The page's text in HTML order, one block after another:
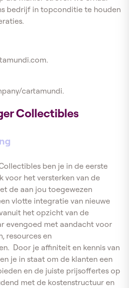
bedrijf in topconditie te houden
cartamundi.
Collectibles
ben je in de eerste
voor het versterken van de
de aan jou toegewezen
vlotte integratie van nieuwe
het opzicht van de
evengoed met aandacht voor
resources en
Door je affiniteit en kennis van
je in staat om de klanten een
en de juiste prijsoffertes op
met de kostenstructuur en